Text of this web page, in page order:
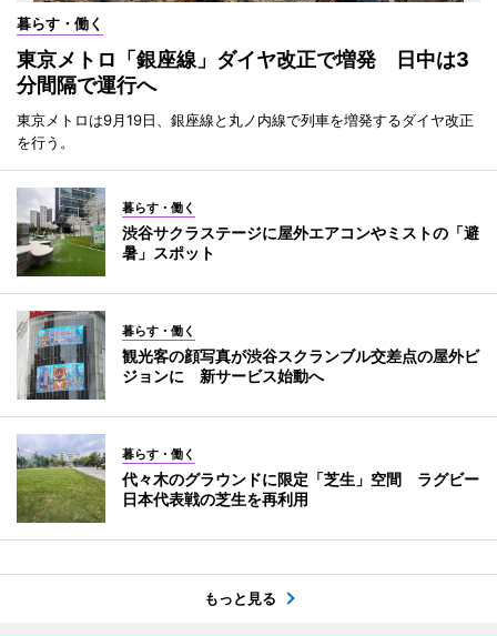
暮らす・働く
東京メトロ「銀座線」ダイヤ改正で増発 日中は3
分間隔で運行へ
東京メトロは9月19日、銀座線と丸ノ内線で列車を増発するダイヤ改正
を行う。
暮らす・働く
渋谷サクラステージに屋外エアコンやミストの「避
暑」スポット
暮らす・働く
観光客の顔写真が渋谷スクランブル交差点の屋外ビ
ジョンに 新サービス始動へ
暮らす・働く
代々木のグラウンドに限定「芝生」空間 ラグビー
日本代表戦の芝生を再利用
もっと見る